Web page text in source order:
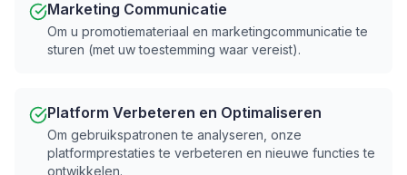
Marketing Communicatie
Om u promotiemateriaal en marketingcommunicatie te
sturen (met uw toestemming waar vereist).
Platform Verbeteren en Optimaliseren
Om gebruikspatronen te analyseren, onze
platformprestaties te verbeteren en nieuwe functies te
ontwikkelen.